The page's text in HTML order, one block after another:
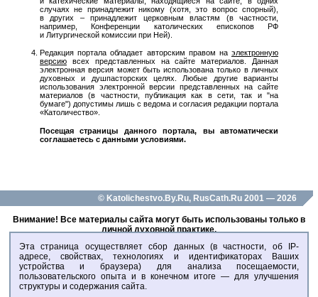
случаях не принадлежит никому (хотя, это вопрос спорный),
в других – принадлежит церковным властям (в частности,
например, Конференции католических епископов РФ
и Литургической комиссии при Ней).
Редакция портала обладает авторским правом на электронную
версию всех представленных на сайте материалов. Данная
электронная версия может быть использована только в личных
духовных и душпасторских целях. Любые другие варианты
использования электронной версии представленных на сайте
материалов (в частности, публикация как в сети, так и "на
бумаге") допустимы лишь с ведома и согласия редакции портала
«Католичество».
Посещая страницы данного портала, вы автоматически
соглашаетесь с данными условиями.
© Katolichestvo.By.Ru, RusCath.Ru 2001 — 2026
Внимание! Все материалы сайта могут быть использованы только в
личной духовной практике.
администраторов сайта!
Эта страница осуществляет сбор данных (в частности, об IP-
адресе, свойствах, технологиях и идентификаторах Ваших
устройства и браузера) для анализа посещаемости,
пользовательского опыта и в конечном итоге — для улучшения
структуры и содержания сайта.